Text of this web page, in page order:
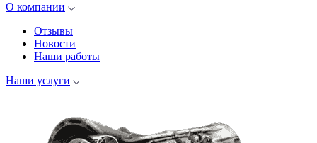
О компании
Отзывы
Новости
Наши работы
Наши услуги